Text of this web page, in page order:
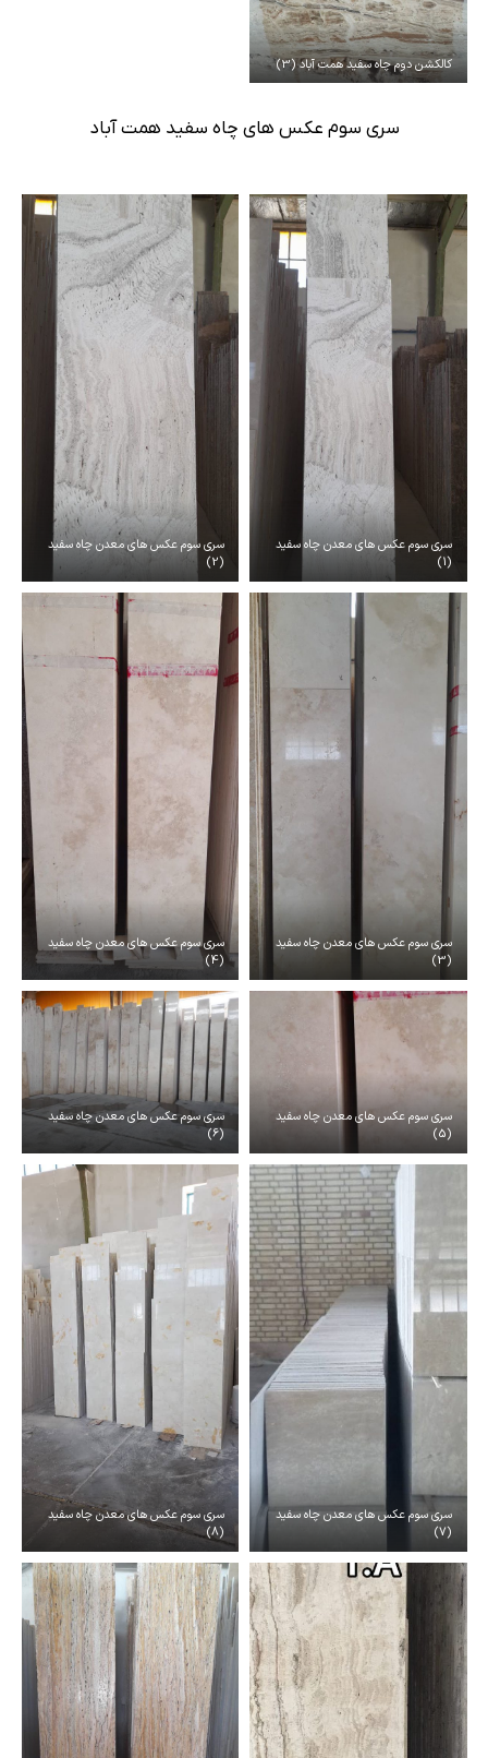
کالکشن دوم چاه سفید همت آباد (3)
سری سوم عکس های چاه سفید همت آباد
سری سوم عکس های معدن چاه سفید
(1)
سری سوم عکس های معدن چاه سفید
(2)
سری سوم عکس های معدن چاه سفید
(3)
سری سوم عکس های معدن چاه سفید
(4)
سری سوم عکس های معدن چاه سفید
(5)
سری سوم عکس های معدن چاه سفید
(6)
سری سوم عکس های معدن چاه سفید
(7)
سری سوم عکس های معدن چاه سفید
(8)